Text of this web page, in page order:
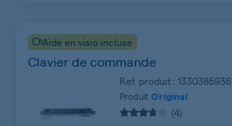
Aide en visio incluse
Clavier de commande
Ref. produit : 1330386936
Produit Original
(4)